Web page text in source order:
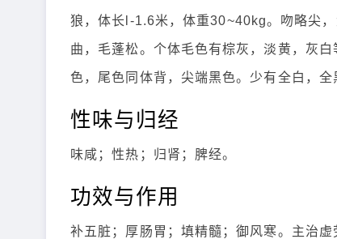
狼，体长l-1.6米，体重30~40kg。吻略尖
曲，毛蓬松。个体毛色有棕灰，淡黄，灰
色，尾色同体背，尖端黑色。少有全白，全
性味与归经
味咸；性热；归肾；脾经。
功效与作用
补五脏；厚肠胃；填精髓；御风寒。主治虚